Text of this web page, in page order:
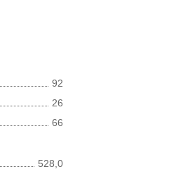
92
26
66
528,0